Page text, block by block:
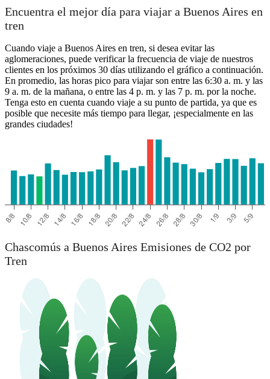
Encuentra el mejor día para viajar a Buenos Aires en
tren
Cuando viaje a Buenos Aires en tren, si desea evitar las
aglomeraciones, puede verificar la frecuencia de viaje de nuestros
clientes en los próximos 30 días utilizando el gráfico a continuación.
En promedio, las horas pico para viajar son entre las 6:30 a. m. y las
9 a. m. de la mañana, o entre las 4 p. m. y las 7 p. m. por la noche.
Tenga esto en cuenta cuando viaje a su punto de partida, ya que es
posible que necesite más tiempo para llegar, ¡especialmente en las
grandes ciudades!
Chascomús a Buenos Aires Emisiones de CO2 por
Tren